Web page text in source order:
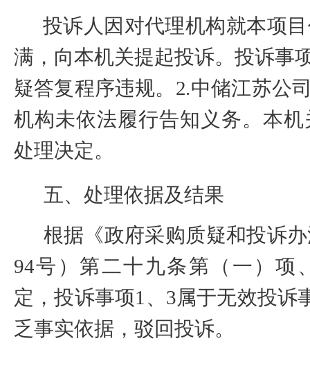
投诉人因对代理机构就本项目
满，向本机关提起投诉。投诉事
疑答复程序违规。 2.中储江苏公
机构未依法履行告知义务。本机
处理决定。
五、 处理依据及结果
根据《政府采购质疑和投诉
94号） 第二十九条第（一）项
定，投诉事项1 、 3属于无效投诉
乏事实依据，驳回投诉。